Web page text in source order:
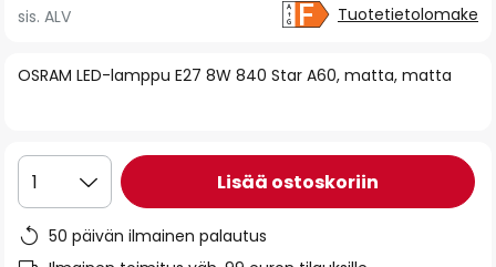
the
of
gallery
OSRAM LED-lamppu E27 8W 840 Star A60, matta, matta
sis. ALV Tuotetietolomake
1 Lisää ostoskoriin
50 päivän ilmainen palautus